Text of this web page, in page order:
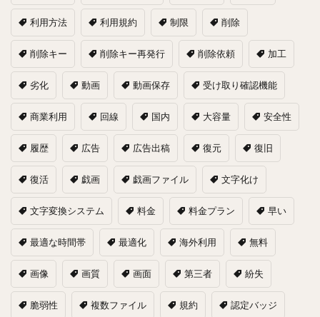
利用方法 利用規約 制限 削除
削除キー 削除キー再発行 削除依頼 加工
劣化 動画 動画保存 受け取り確認機能
商業利用 回線 国内 大容量 安全性
履歴 広告 広告出稿 復元 復旧
復活 戯画 戯画ファイル 文字化け
文字変換システム 料金 料金プラン 早い
最適な時間帯 最適化 海外利用 無料
画像 画質 画面 第三者 紛失
脆弱性 複数ファイル 規約 認定バッジ